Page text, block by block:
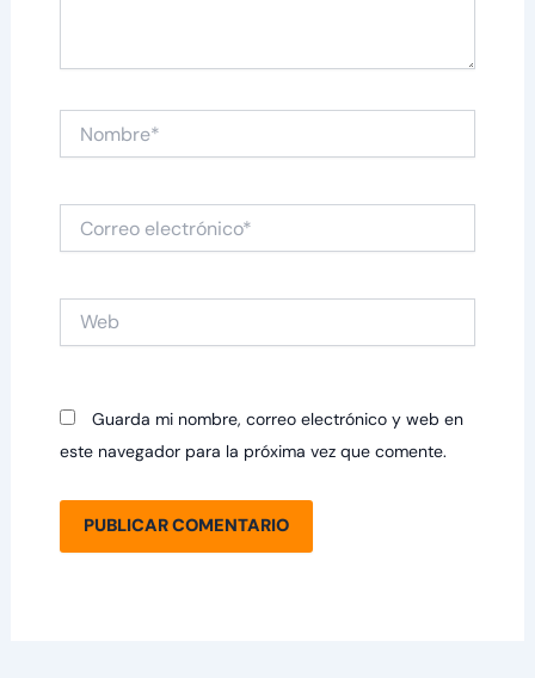
electrónico*
Guarda mi nombre, correo electrónico y web en
este navegador para la próxima vez que comente.